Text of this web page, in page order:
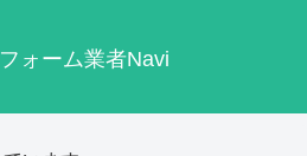
ォーム業者Navi